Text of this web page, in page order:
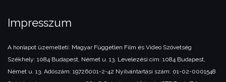
Impresszum
A honlapot üzemelteti: Magyar Független Film és Video Szövetség
Székhely: 1084 Budapest, Német u. 13. Levelezési cím: 1084 Budapest,
Német u. 13. Adószám: 19726001-2-42 Nyilvántartási szám: 01-02-0001548